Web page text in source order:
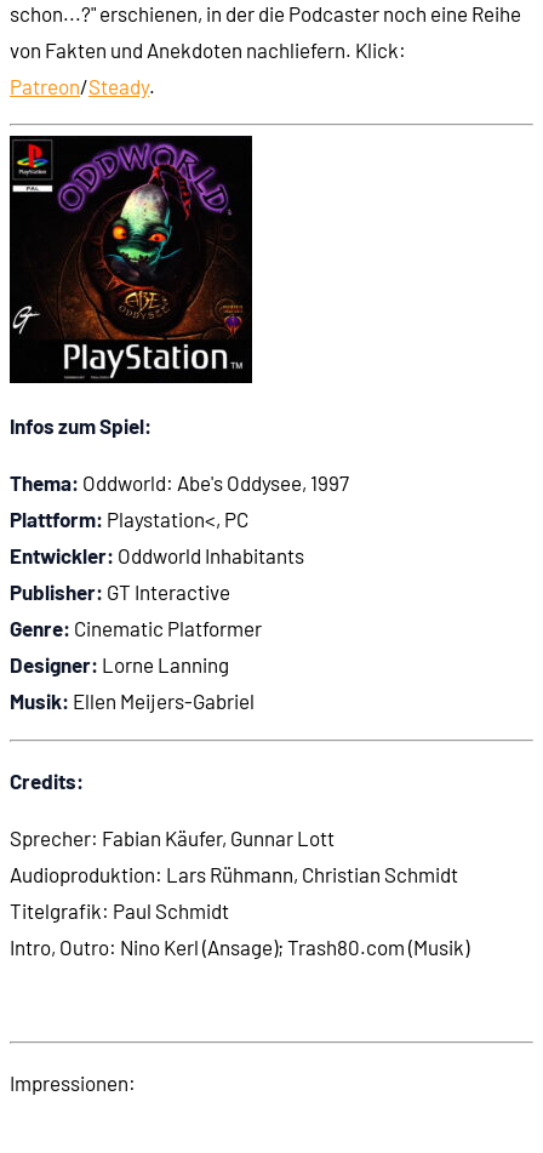
schon...?" erschienen, in der die Podcaster noch eine Reihe
von Fakten und Anekdoten nachliefern. Klick:
Patreon/Steady.
Infos zum Spiel:
Thema: Oddworld: Abe's Oddysee, 1997
Plattform: Playstation<, PC
Entwickler: Oddworld Inhabitants
Publisher: GT Interactive
Genre: Cinematic Platformer
Designer: Lorne Lanning
Musik: Ellen Meijers-Gabriel
Credits:
Sprecher: Fabian Käufer, Gunnar Lott
Audioproduktion: Lars Rühmann, Christian Schmidt
Titelgrafik: Paul Schmidt
Intro, Outro: Nino Kerl (Ansage); Trash80.com (Musik)
Impressionen: